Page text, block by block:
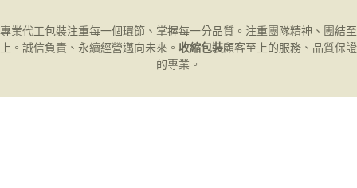
專業代工包裝注重每一個環節、掌握每一分品質。注重團隊精神、團結至
上。誠信負責、永續經營邁向未來。 收縮包裝顧客至上的服務、品質保證
的專業。